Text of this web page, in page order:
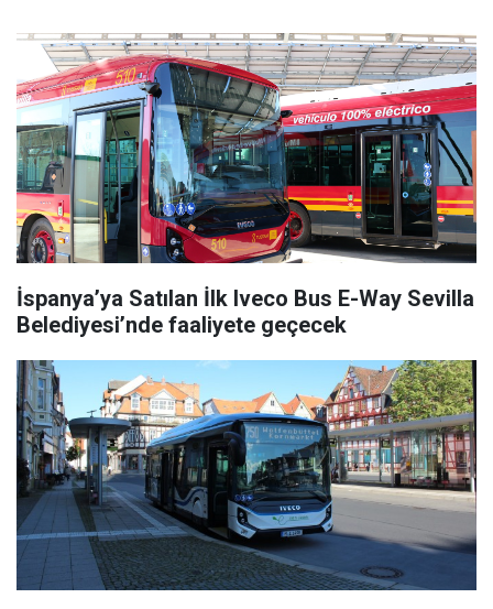
İspanya’ya Satılan İlk Iveco Bus E-Way Sevilla
Belediyesi’nde faaliyete geçecek